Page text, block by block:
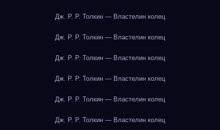
Дж. Р. Р. Толкин — Властелин колец
Дж. Р. Р. Толкин — Властелин колец
Дж. Р. Р. Толкин — Властелин колец
Дж. Р. Р. Толкин — Властелин колец
Дж. Р. Р. Толкин — Властелин колец
Дж. Р. Р. Толкин — Властелин колец